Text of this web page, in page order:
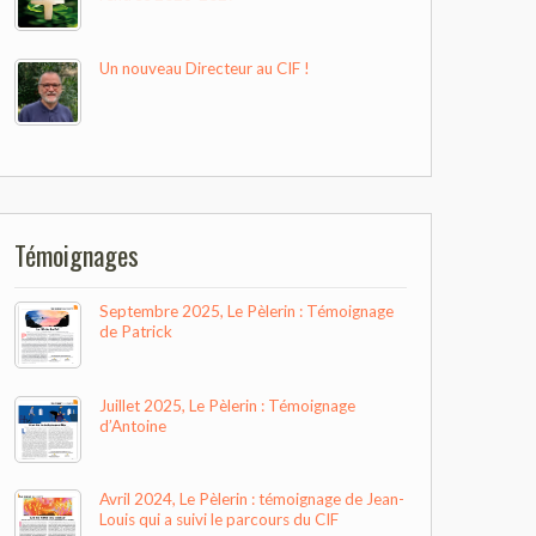
Un nouveau Directeur au CIF !
Témoignages
Septembre 2025, Le Pèlerin : Témoignage
de Patrick
Juillet 2025, Le Pèlerin : Témoignage
d’Antoine
Avril 2024, Le Pèlerin : témoignage de Jean-
Louis qui a suivi le parcours du CIF